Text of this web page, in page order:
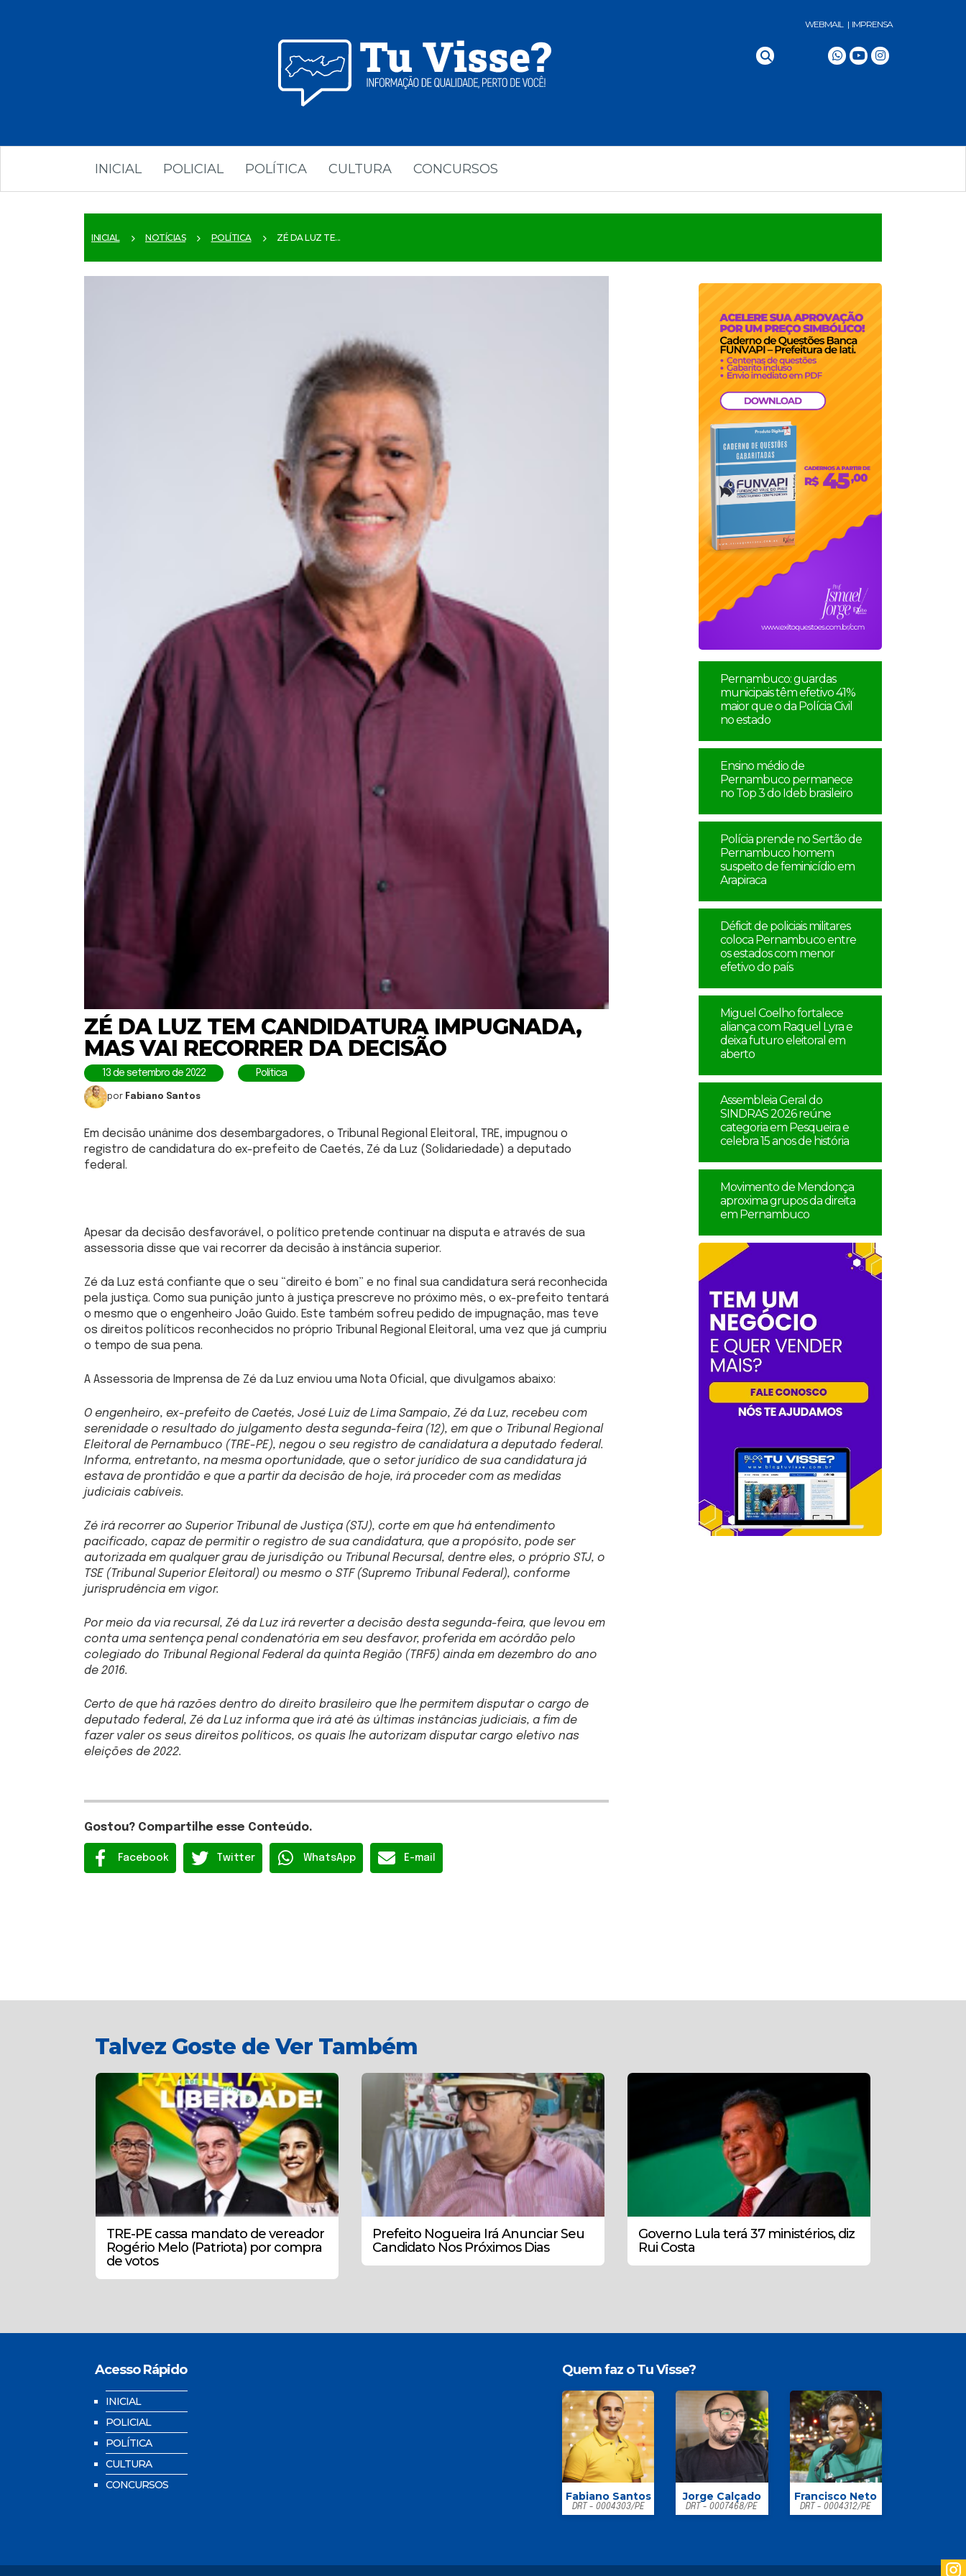
WEBMAIL | IMPRENSA
INICIAL POLICIAL POLÍTICA CULTURA CONCURSOS
INICIAL NOTÍCIAS POLÍTICA ZÉ DA LUZ TE...
ZÉ DA LUZ TEM CANDIDATURA IMPUGNADA,
MAS VAI RECORRER DA DECISÃO
13 de setembro de 2022 Política
por Fabiano Santos
Em decisão unânime dos desembargadores, o Tribunal Regional Eleitoral, TRE, impugnou o
registro de candidatura do ex-prefeito de Caetés, Zé da Luz (Solidariedade) a deputado
federal.
Apesar da decisão desfavorável, o político pretende continuar na disputa e através de sua
assessoria disse que vai recorrer da decisão à instância superior.
Zé da Luz está confiante que o seu “direito é bom” e no final sua candidatura será reconhecida
pela justiça. Como sua punição junto à justiça prescreve no próximo mês, o ex-prefeito tentará
o mesmo que o engenheiro João Guido. Este também sofreu pedido de impugnação, mas teve
os direitos políticos reconhecidos no próprio Tribunal Regional Eleitoral, uma vez que já cumpriu
o tempo de sua pena.
A Assessoria de Imprensa de Zé da Luz enviou uma Nota Oficial, que divulgamos abaixo:
O engenheiro, ex-prefeito de Caetés, José Luiz de Lima Sampaio, Zé da Luz, recebeu com
serenidade o resultado do julgamento desta segunda-feira (12), em que o Tribunal Regional
Eleitoral de Pernambuco (TRE-PE), negou o seu registro de candidatura a deputado federal.
Informa, entretanto, na mesma oportunidade, que o setor jurídico de sua candidatura já
estava de prontidão e que a partir da decisão de hoje, irá proceder com as medidas
judiciais cabíveis.
Zé irá recorrer ao Superior Tribunal de Justiça (STJ), corte em que há entendimento
pacificado, capaz de permitir o registro de sua candidatura, que a propósito, pode ser
autorizada em qualquer grau de jurisdição ou Tribunal Recursal, dentre eles, o próprio STJ, o
TSE (Tribunal Superior Eleitoral) ou mesmo o STF (Supremo Tribunal Federal), conforme
jurisprudência em vigor.
Por meio da via recursal, Zé da Luz irá reverter a decisão desta segunda-feira, que levou em
conta uma sentença penal condenatória em seu desfavor, proferida em acórdão pelo
colegiado do Tribunal Regional Federal da quinta Região (TRF5) ainda em dezembro do ano
de 2016.
Certo de que há razões dentro do direito brasileiro que lhe permitem disputar o cargo de
deputado federal, Zé da Luz informa que irá até às últimas instâncias judiciais, a fim de
fazer valer os seus direitos políticos, os quais lhe autorizam disputar cargo eletivo nas
eleições de 2022.
Gostou? Compartilhe esse Conteúdo.
Facebook Twitter WhatsApp E-mail
Pernambuco: guardas
municipais têm efetivo 41%
maior que o da Polícia Civil
no estado
Ensino médio de
Pernambuco permanece
no Top 3 do Ideb brasileiro
Polícia prende no Sertão de
Pernambuco homem
suspeito de feminicídio em
Arapiraca
Déficit de policiais militares
coloca Pernambuco entre
os estados com menor
efetivo do país
Miguel Coelho fortalece
aliança com Raquel Lyra e
deixa futuro eleitoral em
aberto
Assembleia Geral do
SINDRAS 2026 reúne
categoria em Pesqueira e
celebra 15 anos de história
Movimento de Mendonça
aproxima grupos da direita
em Pernambuco
Talvez Goste de Ver Também
TRE-PE cassa mandato de vereador
Rogério Melo (Patriota) por compra
de votos
Prefeito Nogueira Irá Anunciar Seu
Candidato Nos Próximos Dias
Governo Lula terá 37 ministérios, diz
Rui Costa
Acesso Rápido
INICIAL
POLICIAL
POLÍTICA
CULTURA
CONCURSOS
Quem faz o Tu Visse?
Fabiano Santos
DRT - 0004303/PE
Jorge Calçado
DRT - 0007468/PE
Francisco Neto
DRT - 0004312/PE